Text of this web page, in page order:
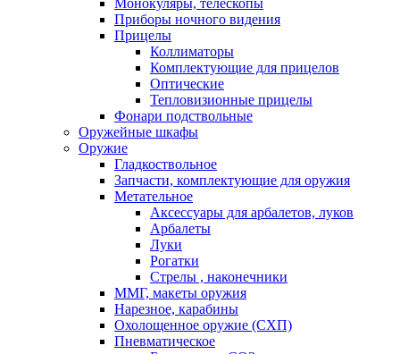
Монокуляры, телескопы
Приборы ночного видения
Прицелы
Коллиматоры
Комплектующие для прицелов
Оптические
Тепловизионные прицелы
Фонари подствольные
Оружейные шкафы
Оружие
Гладкоствольное
Запчасти, комплектующие для оружия
Метательное
Аксессуары для арбалетов, луков
Арбалеты
Луки
Рогатки
Стрелы , наконечники
ММГ, макеты оружия
Нарезное, карабины
Охолощенное оружие (СХП)
Пневматическое